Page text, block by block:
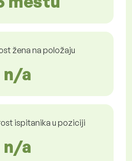
žena na položaju
n/a
ispitanika u poziciji
n/a